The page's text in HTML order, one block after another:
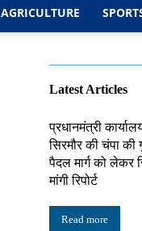
AGRICULTURE
Latest Articles
प्रधानमंत्री
सिरमौर की चंपा की
पैदल मार्ग को लेकर
मांगी रिपोर्ट
Read more